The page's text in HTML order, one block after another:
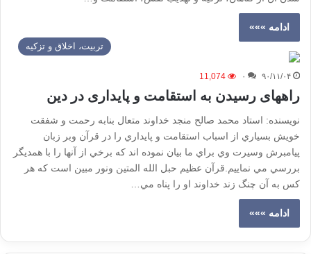
ادامه »»»
تربیت، اخلاق و تزکیه
۹۰/۱۱/۰۴ ۰ 11,074
راههای رسیدن به استقامت و پایداری در دین
نويسنده: استاد محمد صالح منجد خداوند متعال بنابه رحمت و شفقت
خويش بسياري از اسباب استقامت و پايداري را در قرآن وبر زبان
پيامبرش وسيرت وي براي ما بيان نموده اند كه برخي از آنها را با همديگر
بررسي مي نماييم.قرآن عظيم حبل الله المتين ونور مبين است كه هر
كس به آن چنگ زند خداوند او را پناه مي…
ادامه »»»